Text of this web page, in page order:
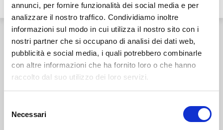
annunci, per fornire funzionalità dei social media e per
analizzare il nostro traffico. Condividiamo inoltre
informazioni sul modo in cui utilizza il nostro sito con i
nostri partner che si occupano di analisi dei dati web,
pubblicità e social media, i quali potrebbero combinarle
con altre informazioni che ha fornito loro o che hanno
raccolto dal suo utilizzo dei loro servizi.
delNecessari